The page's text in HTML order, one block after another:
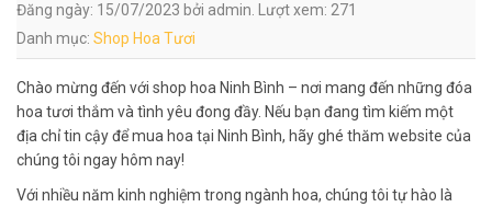
Đăng ngày: 15/07/2023 bởi admin. Lượt xem: 271
Danh mục: Shop Hoa Tươi
Chào mừng đến với shop hoa Ninh Bình – nơi mang đến những đóa
hoa tươi thắm và tình yêu đong đầy. Nếu bạn đang tìm kiếm một
địa chỉ tin cậy để mua hoa tại Ninh Bình, hãy ghé thăm website của
chúng tôi ngay hôm nay!
Với nhiều năm kinh nghiệm trong ngành hoa, chúng tôi tự hào là